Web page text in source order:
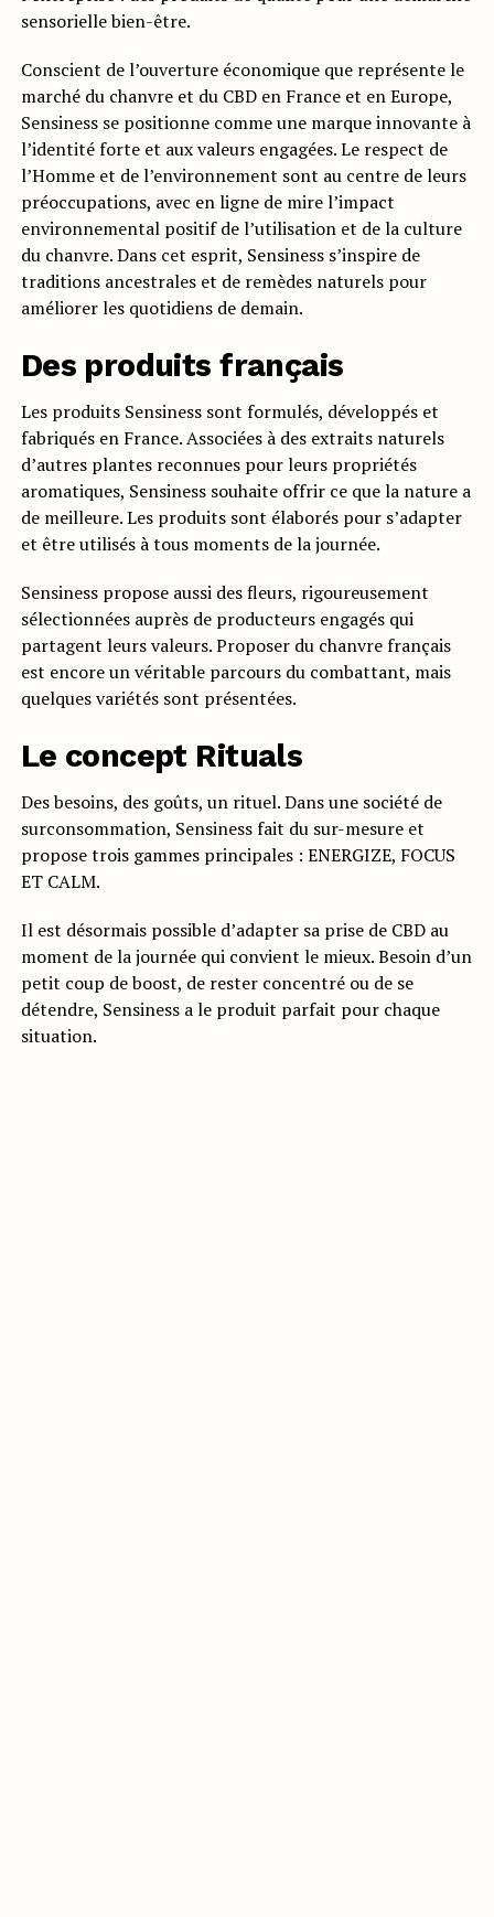
sensorielle bien-être.
Conscient de l’ouverture économique que représente le
marché du chanvre et du CBD en France et en Europe,
Sensiness se positionne comme une marque innovante à
l’identité forte et aux valeurs engagées. Le respect de
l’Homme et de l’environnement sont au centre de leurs
préoccupations, avec en ligne de mire l’impact
environnemental positif de l’utilisation et de la culture
du chanvre. Dans cet esprit, Sensiness s’inspire de
traditions ancestrales et de remèdes naturels pour
améliorer les quotidiens de demain.
Des produits français
Les produits Sensiness sont formulés, développés et
fabriqués en France. Associées à des extraits naturels
d’autres plantes reconnues pour leurs propriétés
aromatiques, Sensiness souhaite offrir ce que la nature a
de meilleure. Les produits sont élaborés pour s’adapter
et être utilisés à tous moments de la journée.
Sensiness propose aussi des fleurs, rigoureusement
sélectionnées auprès de producteurs engagés qui
partagent leurs valeurs. Proposer du chanvre français
est encore un véritable parcours du combattant, mais
quelques variétés sont présentées.
Le concept Rituals
Des besoins, des goûts, un rituel. Dans une société de
surconsommation, Sensiness fait du sur-mesure et
propose trois gammes principales : ENERGIZE, FOCUS
ET CALM.
Il est désormais possible d’adapter sa prise de CBD au
moment de la journée qui convient le mieux. Besoin d’un
petit coup de boost, de rester concentré ou de se
détendre, Sensiness a le produit parfait pour chaque
situation.